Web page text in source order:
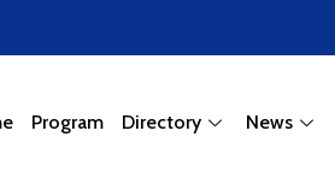
Program Directory News